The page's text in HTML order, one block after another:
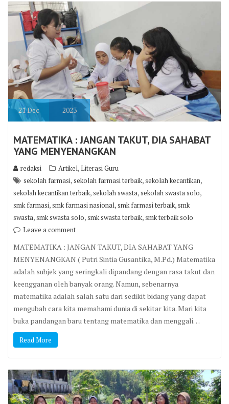
21Dec 2023
MATEMATIKA : JANGAN TAKUT, DIA SAHABAT
YANG MENYENANGKAN
redaksi Artikel,Literasi Guru
sekolah farmasi,sekolah farmasi terbaik,sekolah kecantikan,
sekolah kecantikan terbaik,sekolah swasta,sekolah swasta solo,
smk farmasi,smk farmasi nasional,smk farmasi terbaik,smk
swasta,smk swasta solo,smk swasta terbaik,smk terbaik solo
Leave a comment
MATEMATIKA : JANGAN TAKUT, DIA SAHABAT YANG
MENYENANGKAN ( Putri Sintia Gusantika, M.Pd.) Matematika
adalah subjek yang seringkali dipandang dengan rasa takut dan
keengganan oleh banyak orang. Namun, sebenarnya
matematika adalah salah satu dari sedikit bidang yang dapat
mengubah cara kita memahami dunia di sekitar kita. Mari kita
buka pandangan baru tentang matematika dan menggali…
Read More